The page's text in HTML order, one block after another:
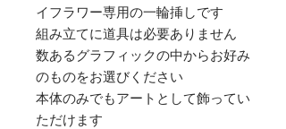
イフラワー専用の一輪挿しです
組み立てに道具は必要ありません
数あるグラフィックの中からお好み
のものをお選びください
本体のみでもアートとして飾ってい
ただけます